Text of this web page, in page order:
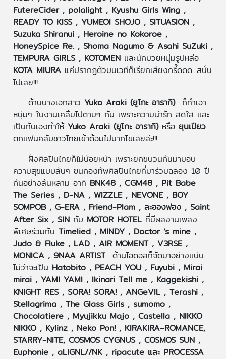
FutereCider , polalight , Kyushu Girls Wing ,
READY TO KISS , YUMEOI SHOJO , SITUASION ,
Suzuka Shiranui , Heroine no Kokoroe ,
HoneySpice Re. , Shoma Nagumo & Asahi SuZuki ,
TEMPURA GIRLS , KOTOMEN และนักมวยหนุ่มรูปหล่อ
KOTA MIURA แค่ปรากฏตัวบนเวทีก็เรียกเสียงกรี๊ดดด...สนั่น
ไปเลย!!!
ด้านนางเอกสาว Yuko Araki (ยูโกะ อารากิ)ก็ทำเอา
หนุ่มๆ ในงานเคลิ้มไปตามๆ กัน เพราะความน่ารัก สดใส และ
เป็นกันเองทำให้ Yuko Araki (ยูโกะ อารากิ)หรือ ยุนเปียว
ตกแฟนคลับชาวไทยเข้าด้อมไปมากโขเลยล่ะ!!!
ฝั่งศิลปินไทยก็ไม่น้อยหน้า เพราะยกขบวนกันมามอบ
ความสุขแบบล้นๆ ขนกองทัพศิลปินไทยที่มาร่วมฉลอง 10 ปี
กันอย่างล้นหลาม อาทิ BNK48 , CGM48 , Pit Babe
The Series , D-NA , WIZZLE , NEVONE , BOY
SOMPOB , G-ERA , Friend-Plam , ละอองฟอง , Saint
After Six , SIN กับ MOTOR HOTEL ที่มีผลงานเพลง
พิเศษร่วมกัน Timelied , MINDY , Doctor ‘s mine ,
Judo & Fluke , LAD , AIR MOMENT , V3RSE ,
MONICA , 9NAA ARTIST ด้านไอดอลก็จัดมาอย่างแน่น
ไม่ว่าจะเป็น Hatobito , PEACH YOU , Fuyubi , Mirai
mirai , YAMI YAMI , lkinari Tell me , Kaggekishi ,
KNIGHT RES , SORA! SORA! , ANGeVIL , Terashi ,
Stellagrima , The Glass Girls , sumomo ,
Chocolatiere , Myujikku Majo , Castella , NIKKO
NIKKO , Kylinz , Neko Pon! , KIRAKIRA–ROMANCE,
STARRY-NITE, COSMOS CYGNUS , COSMOS SUN ,
Euphonie , aLIGNL//NK , ripacute และ PROCESSA